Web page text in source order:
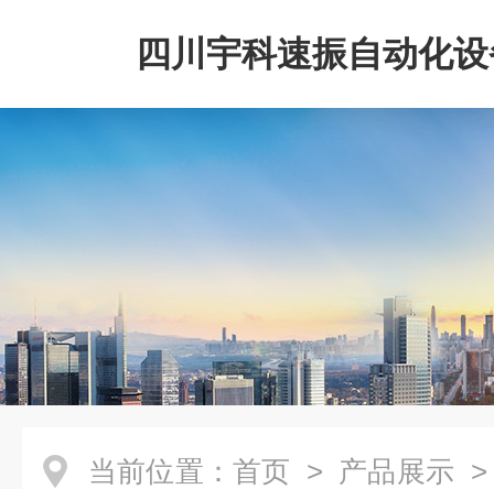
四川宇科速振自动化
公司
当前位置： 首页 > 产品展示